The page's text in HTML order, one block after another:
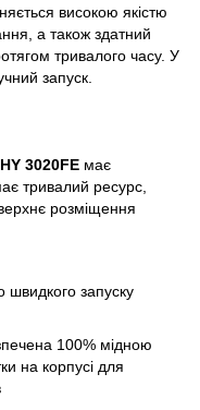
високою якістю
а також здатний
тривалого часу. У
запуск.
3020FЕ має
тривалий ресурс,
розміщення
швидкого запуску
100% мідною
на корпусі для